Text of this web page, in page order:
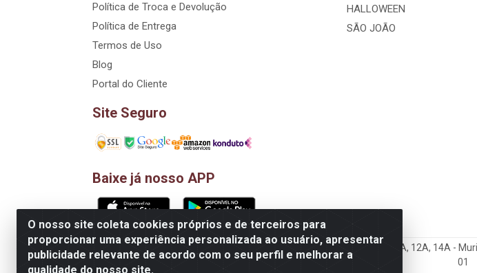
O nosso site coleta cookies próprios e de terceiros para
proporcionar uma experiência personalizada ao usuário, apresentar
publicidade relevante de acordo com o seu perfil e melhorar a
qualidade do nosso site.
Política de Troca e Devolução
Política de Entrega
Termos de Uso
Blog
Portal do Cliente
Site Seguro
Baixe já nosso APP
HALLOWEEN
SÃO JOÃO
D&A Decoração e Ambientação LTDA - Rua Riachão, 807 – 3A, 4A, 5A, 12A, 14A -
01